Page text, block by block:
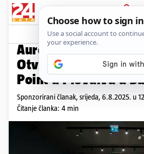
PRIJAVA
Promo sadržaj
Auro Domus širi
Otvorena prva
Point u Plovdivu u
Sponzorirani članak, srijeda, 6.8.2025. u
Čitanje članka: 4 min